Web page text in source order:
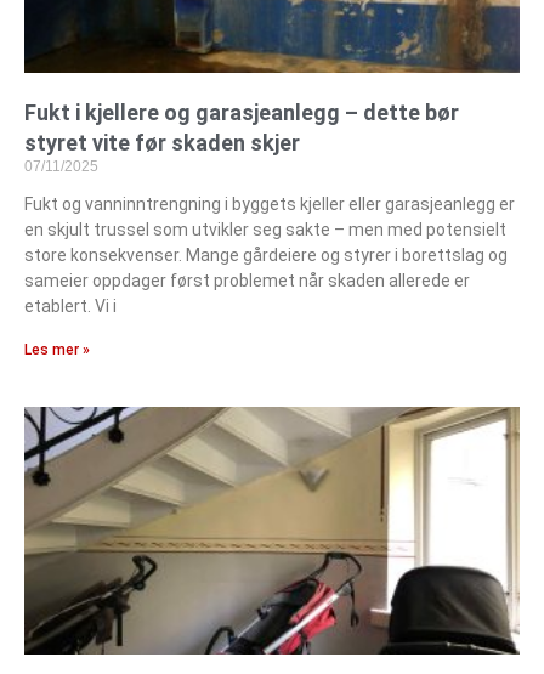
Fukt i kjellere og garasjeanlegg – dette bør
styret vite før skaden skjer
07/11/2025
Fukt og vanninntrengning i byggets kjeller eller garasjeanlegg er
en skjult trussel som utvikler seg sakte – men med potensielt
store konsekvenser. Mange gårdeiere og styrer i borettslag og
sameier oppdager først problemet når skaden allerede er
etablert. Vi i
Les mer »